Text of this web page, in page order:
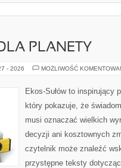
PLANETY
- 2026 MOŻLIWOŚĆ
Ekos-Sułów to inspirujący
który pokazuje, że
musi oznaczać wielkich
decyzji ani kosztownych
czytelnik może znaleźć
przystępne teksty